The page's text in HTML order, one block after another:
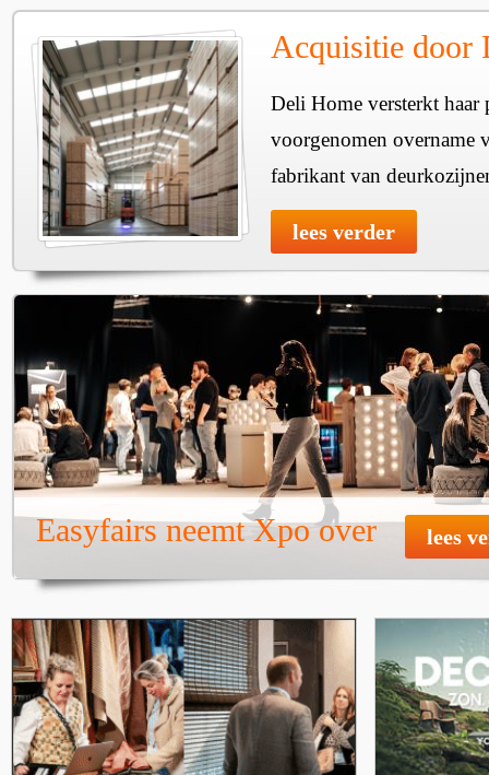
Acquisitie door
Deli Home versterkt haar
voorgenomen overname
fabrikant van
lees verder
Easyfairs neemt Xpo over lees